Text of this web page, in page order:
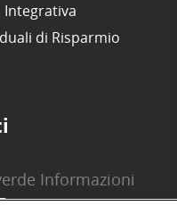
Integrativa
di Risparmio
Informazioni